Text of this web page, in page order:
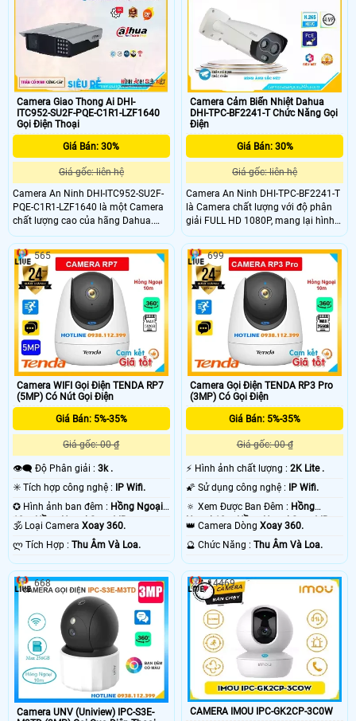
Tilt 80°), tính năng phát hiện người
Camera Giao Thong Ai DHI-
ITC952-SU2F-PQE-C1R1-LZF1640
Gọi Điện Thoại
Giá Bán: 30%
Giá gốc: liên hệ
Camera An Ninh DHI-ITC952-SU2F-
PQE-C1R1-LZF1640 là một Camera
chất lượng cao của hãng Dahua.
Với chất liệu kim loại chắc chắn,
camera này đảm bảo độ bền và độ
tin cậy. Hình ảnh vô cùng sắc nét và
chi tiết với độ phân giải Ultra 4k và
cảm biến 8MP
Camera Cảm Biến Nhiệt Dahua
DHI-TPC-BF2241-T Chức Năng Gọi
Điện
Giá Bán: 30%
Giá gốc: liên hệ
Camera An Ninh DHI-TPC-BF2241-T
là Camera chất lượng với độ phân
giải FULL HD 1080P, mang lại hình
ảnh sắc nét và chân thực. Camera
có tính năng xem ban đêm thông
minh với công nghệ Hồng Ngoại
Smart IR, giúp quan sát hiệu quả
trong mọi điều kiện ánh sáng
Camera WIFI Gọi Điện TENDA RP7
(5MP) Có Nút Gọi Điện
Giá Bán: 5%-35%
Giá gốc: 00 ₫
👁️‍🗨 Độ Phân giải : 3k .
✳️ Tích hợp công nghệ : IP Wifi.
✪ Hình ảnh ban đêm : Hồng Ngoại
10m Hồng Ngoại Smart IR.
🕉️ Loại Camera Xoay 360.
️ლ Tích Hợp : Thu Âm Và Loa.
565
Camera Gọi Điện TENDA RP3 Pro
(3MP) Có Gọi Điện
Giá Bán: 5%-35%
Giá gốc: 00 ₫
️⚡ Hình ảnh chất lượng :2K Lite .
🌠 Sử dụng công nghệ : IP Wifi.
🔅 Xem Được Ban Đêm : Hồng
Ngoại 10m Hồng Ngoại Smart IR.
👑 Camera DòngXoay 360.
️🔮 Chức Năng :Thu Âm Và Loa.
699
Camera UNV (Uniview) IPC-S3E-
668
CAMERA IMOU IPC-GK2CP-3C0W
14469